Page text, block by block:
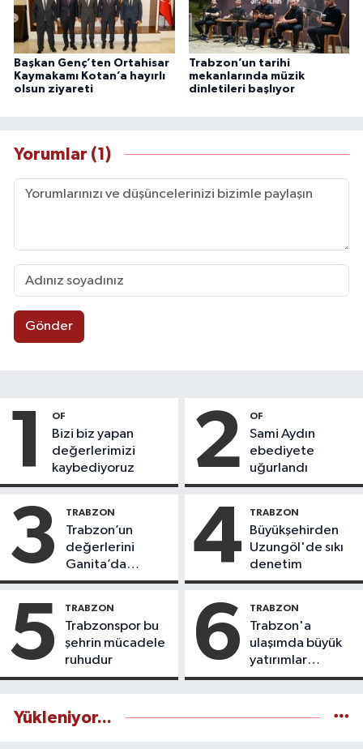
Başkan Genç’ten Ortahisar
Kaymakamı Kotan’a hayırlı
olsun ziyareti
Trabzon’un tarihi
mekanlarında müzik
dinletileri başlıyor
Yorumlar (1)
Gönder
1 OF
Bizi biz yapan
değerlerimizi
kaybediyoruz
2 OF
Sami Aydın
ebediyete
uğurlandı
3 TRABZON
Trabzon’un
değerlerini
Ganita’da
yaşatıyoruz
4 TRABZON
Büyükşehirden
Uzungöl'de sıkı
denetim
5 TRABZON
Trabzonspor bu
şehrin mücadele
ruhudur
6 TRABZON
Trabzon'a
ulaşımda büyük
yatırımlar
yapılıyor
Yükleniyor...